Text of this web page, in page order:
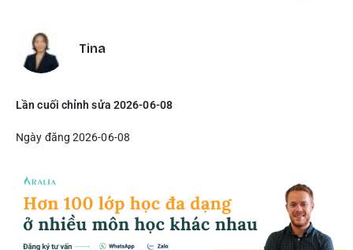
Tina
Lần cuối chỉnh sửa 2026-06-08
Ngày đăng 2026-06-08